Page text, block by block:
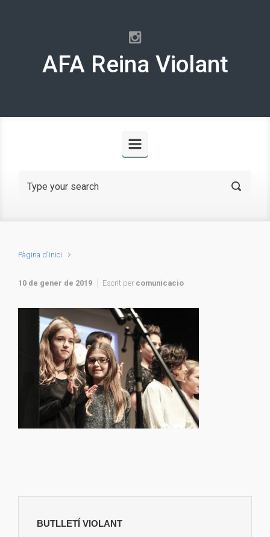
AFA Reina Violant
Pàgina d'inici
10 de gener de 2019 Escrit per comunicacio
BUTLLETÍ VIOLANT